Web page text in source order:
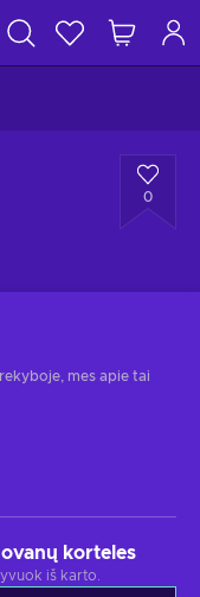
0
mes apie tai
korteles
iš karto.